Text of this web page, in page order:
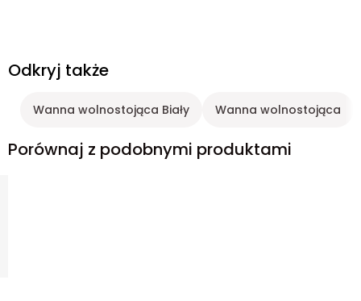
Odkryj także
Wanna wolnostojąca Biały Wanna wolnostojąca
Porównaj z podobnymi produktami